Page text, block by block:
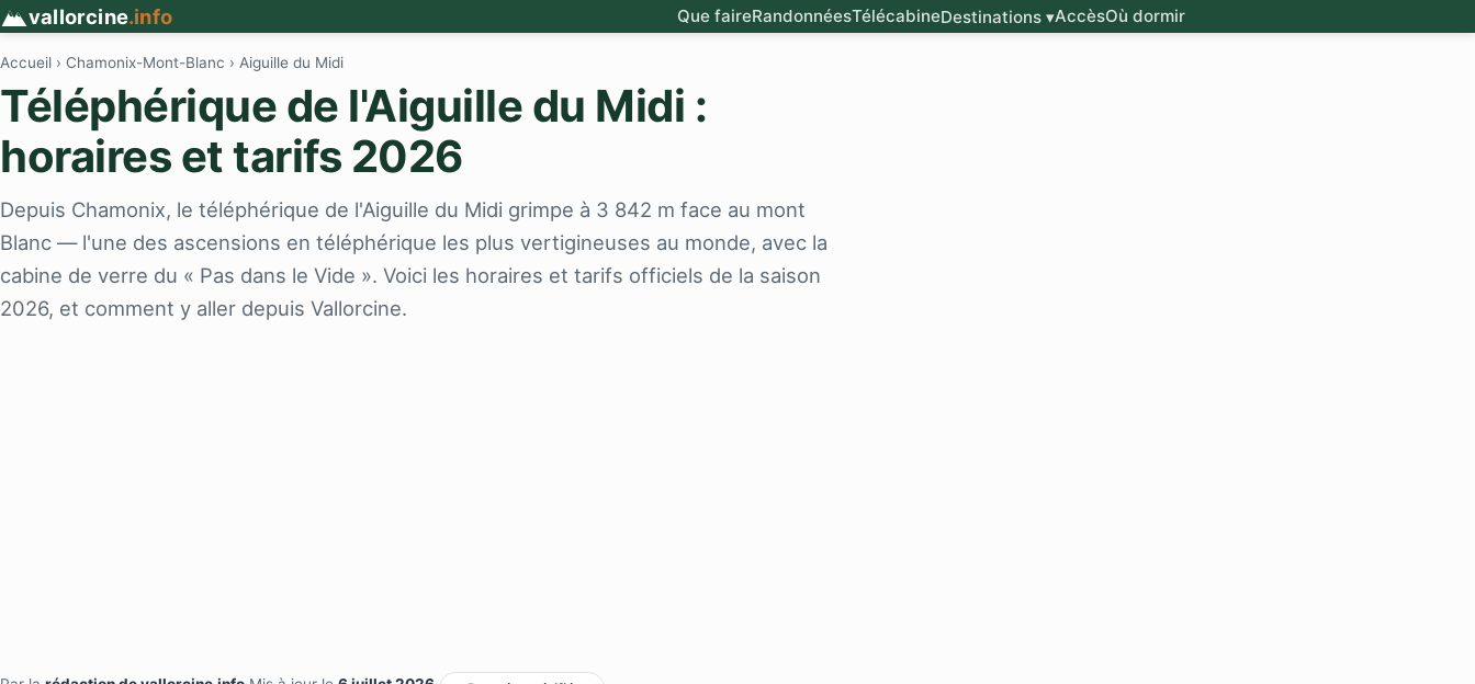
vallorcine.info Que faireRandonnéesTélécabineDestinations ▾AccèsOù dormir
Accueil › Chamonix-Mont-Blanc › Aiguille du Midi
Téléphérique de l'Aiguille du Midi :
horaires et tarifs 2026
Depuis Chamonix, le téléphérique de l'Aiguille du Midi grimpe à 3 842 m face au mont
Blanc — l'une des ascensions en téléphérique les plus vertigineuses au monde, avec la
cabine de verre du « Pas dans le Vide ». Voici les horaires et tarifs officiels de la saison
2026, et comment y aller depuis Vallorcine.